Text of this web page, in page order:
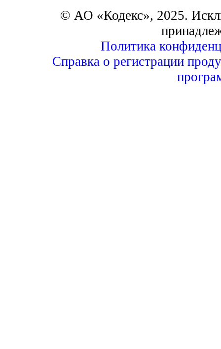
© АО «Кодекс», 2025.
Политика
Справка о регистрации